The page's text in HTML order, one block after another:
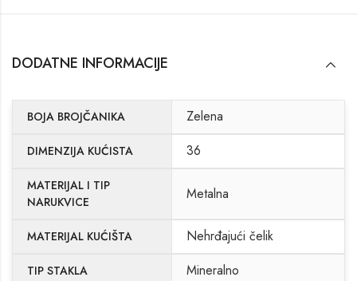
DODATNE INFORMACIJE
BOJA BROJČANIKA Zelena
DIMENZIJA KUĆISTA 36
MATERIJAL I TIP
NARUKVICE
Metalna
MATERIJAL KUĆIŠTA Nehrđajući čelik
TIP STAKLA Mineralno